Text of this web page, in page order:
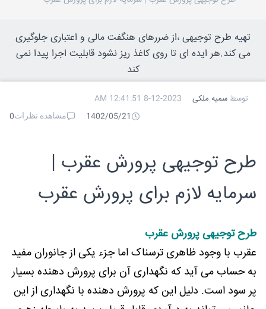
تهیه طرح توجیهی ،از ضررهای هنگفت مالی و اعتباری جلوگیری
می کند.هر ایده ای تا روی کاغذ ریز نشود قابلیت اجرا پیدا نمی
کند
توسط سمیه ملکی
8-12-2023 12:41:51 AM
1402/05/21
مشاهده نظرات0
طرح توجیهی پرورش عقرب |
سرمایه لازم برای پرورش عقرب
طرح توجیهی پرورش عقرب
عقرب با وجود ظاهری ترسناک اما جزء یکی از جانوران مفید
به حساب می آید که نگهداری آن برای پرورش دهنده بسیار
پر سود است. دلیل این که پرورش دهنده با نگهداری از این